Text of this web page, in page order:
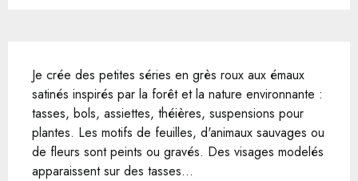
Je crée des petites séries en grès roux aux émaux
satinés inspirés par la forêt et la nature environnante :
tasses, bols, assiettes, théières, suspensions pour
plantes. Les motifs de feuilles, d'animaux sauvages ou
de fleurs sont peints ou gravés. Des visages modelés
apparaissent sur des tasses...